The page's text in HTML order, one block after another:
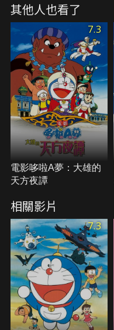
耍，但是哆啦A夢卻突然
秘的火箭載走了。之後
歐是來自加摩加星球的
軍隊帶走並弄壞了。為
加摩加星球，向獨裁者
其他人也看了
7.3
電影哆啦A夢：大雄的
天方夜譚
相關影片
7.3